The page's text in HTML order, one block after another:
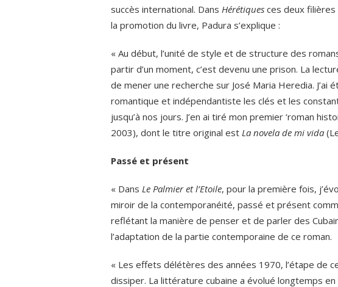
succès international. Dans Hérétiques ces deux
la promotion du livre, Padura s’explique :
« Au début, l’unité de style et de structure des
partir d’un moment, c’est devenu une prison. La
de mener une recherche sur José Maria Heredia.
romantique et indépendantiste les clés et les
jusqu’à nos jours. J’en ai tiré mon premier ‘roman
2003), dont le titre original est La novela de mi vida
Passé et présent
« Dans Le Palmier et l’Etoile, pour la première fois,
miroir de la contemporanéité, passé et présent
reflétant la manière de penser et de parler des
l’adaptation de la partie contemporaine de ce roman.
« Les effets délétères des années 1970, l’étape de
dissiper. La littérature cubaine a évolué longtemps en